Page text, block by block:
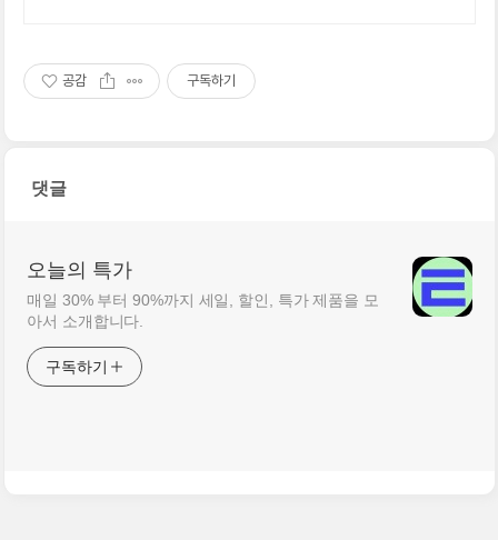
공감 구독하기
댓글
오늘의 특가
매일 30% 부터 90%까지 세일, 할인, 특가 제품을 모
아서 소개합니다.
구독하기